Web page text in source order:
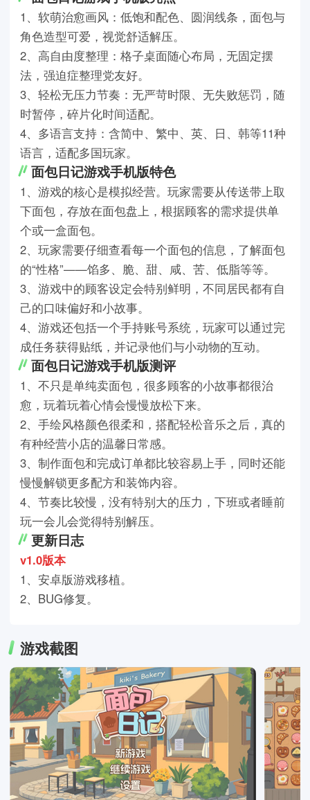
1 、软萌治愈画风：低饱和配色、圆润线条，面包与
角色造型可爱，视觉舒适解压。
2、高自由度整理：格子桌面随心布局，无固定摆
法，强迫症整理党友好。
3、轻松无压力节奏：无严苛时限、无失败惩罚，随
时暂停，碎片化时间适配。
4、多语言支持：含简中、繁中、英、日、韩等11种
语言，适配多国玩家。
面包日记游戏手机版特色
1 、游戏的核心是模拟经营。玩家需要从传送带上取
下面包，存放在面包盘上，根据顾客的需求提供单
个或一盒面包。
2、玩家需要仔细查看每一个面包的信息，了解面包
的“性格”——馅多、脆、甜、咸、苦、低脂等等。
3、游戏中的顾客设定会特别鲜明，不同居民都有自
己的口味偏好和小故事。
4、游戏还包括一个手持账号系统，玩家可以通过完
成任务获得贴纸，并记录他们与小动物的互动。
面包日记游戏手机版测评
1 、不只是单纯卖面包，很多顾客的小故事都很治
愈，玩着玩着心情会慢慢放松下来。
2、手绘风格颜色很柔和，搭配轻松音乐之后，真的
有种经营小店的温馨日常感。
3、制作面包和完成订单都比较容易上手，同时还能
慢慢解锁更多配方和装饰内容。
4、节奏比较慢，没有特别大的压力，下班或者睡前
玩一会儿会觉得特别解压。
更新日志
v1.0版本
1 、安卓版游戏移植。
2、 BUG修复。
游戏截图